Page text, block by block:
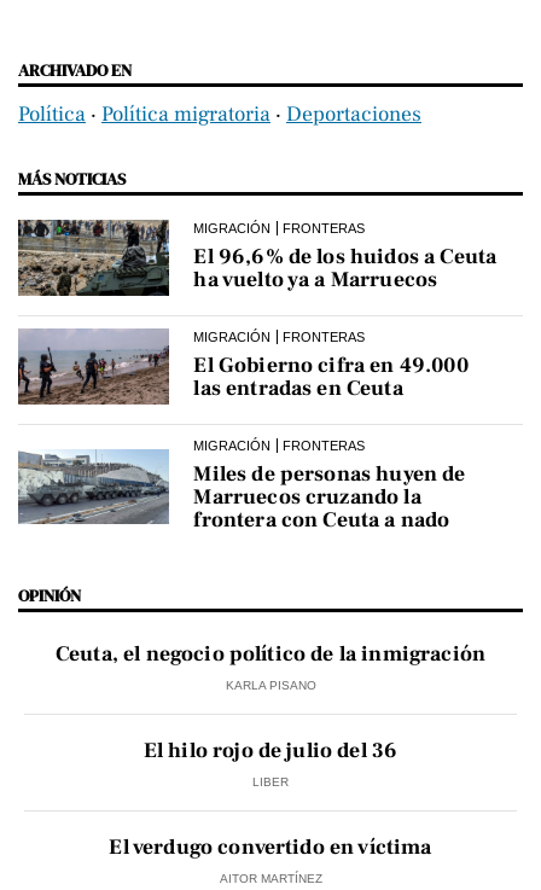
ARCHIVADO EN
Política ‧ Política migratoria ‧ Deportaciones
MÁS NOTICIAS
MIGRACIÓN FRONTERAS
El 96,6% de los huidos a Ceuta
ha vuelto ya a Marruecos
MIGRACIÓN FRONTERAS
El Gobierno cifra en 49.000
las entradas en Ceuta
MIGRACIÓN FRONTERAS
Miles de personas huyen de
Marruecos cruzando la
frontera con Ceuta a nado
OPINIÓN
Ceuta, el negocio político de la inmigración
KARLA PISANO
El hilo rojo de julio del 36
LIBER
El verdugo convertido en víctima
AITOR MARTÍNEZ